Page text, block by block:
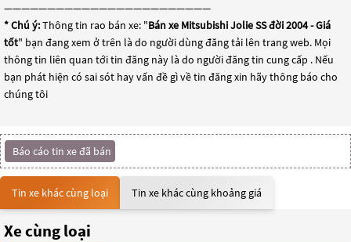
————————————————————————
* Chú ý:Thông tin rao bán xe: "Bán xe Mitsubishi Jolie SS đời 2004 - Giá
tốt" bạn đang xem ở trên là do người dùng đăng tải lên trang web. Mọi
thông tin liên quan tới tin đăng này là do người đăng tin cung cấp . Nếu
bạn phát hiện có sai sót hay vấn đề gì về tin đăng xin hãy thông báo cho
chúng tôi
Báo cáo tin xe đã bán
Tin xe khác cùng loại Tin xe khác cùng khoảng giá
Xe cùng loại